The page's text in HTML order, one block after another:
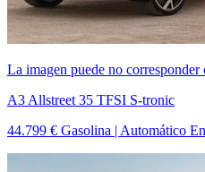
La imagen puede no
A3 Allstreet 35 TFSI S-tronic
44.799 € Gasolina | Automático